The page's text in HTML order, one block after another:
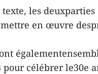
les
en œuvre
pour célébrer le30e